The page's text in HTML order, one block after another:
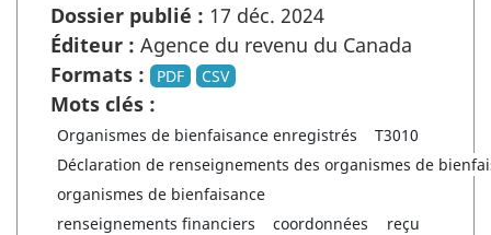
Dossier publié : 17 déc. 2024
Éditeur : Agence du revenu du Canada
Formats :
PDF CSV
Mots clés :
Organismes de bienfaisance enregistrés
T3010
Déclaration de renseignements des organismes de
organismes de bienfaisance
renseignements financiers
coordonnées
reçu